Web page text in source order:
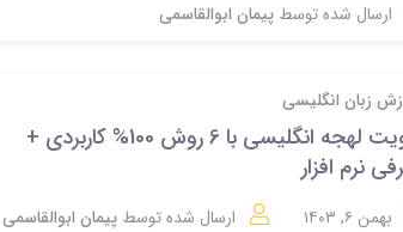
ارسال شده توسط پیمان ابوالقاسمی
زبان انگلیسی
تقویت لهجه انگلیسی با 6 روش 100% کاربردی +
نرم افزار
بهمن ۶, ۱۴۰۳ ارسال شده توسط پیمان ابوالقاسمی